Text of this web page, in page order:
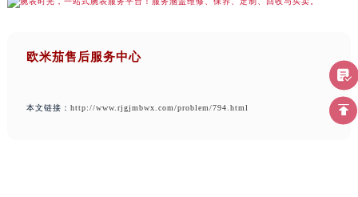
欧米茄售后服务中心
本文链接： http://www.rjgjmbwx.com/problem/794.html